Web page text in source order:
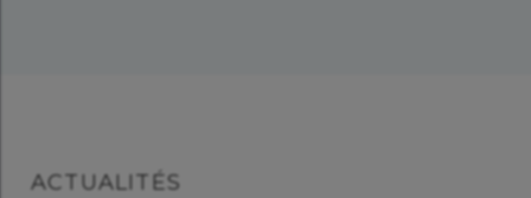
ACTUALITÉS